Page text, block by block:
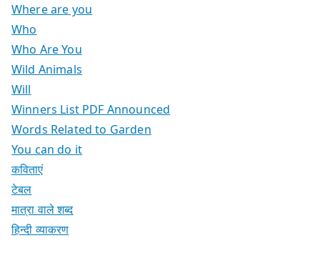
Where are you
Who
Who Are You
Wild Animals
Will
Winners List PDF Announced
Words Related to Garden
You can do it
कविताएं
टेबल
मात्रा वाले शब्द
हिन्दी व्याकरण